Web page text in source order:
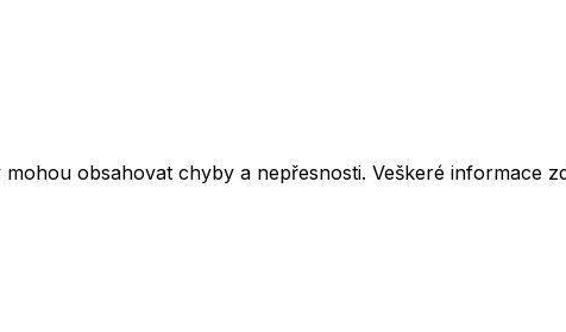
obsahovat chyby a nepřesnosti. Veškeré informace